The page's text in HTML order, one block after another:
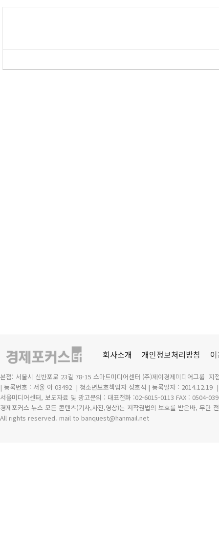
회사소개 개인정보처리방침
본점: 서울시 신반포로 23길 78-15 스마트미디어센터 (주)제이경제미디어그룹 지
| 등록번호 : 서울 아 03492 | 청소년보호책임자 정호석 | 등록일자 : 2014.12.19
서울미디어센터, 보도자료 및 광고문의 : 대표전화 :02-6015-0113 FAX : 0504-
경제포커스 뉴스 모든 콘텐츠(기사,사진,영상)는 저작권법의 보호를 받은바, 무단
All rights reserved. mail to banquest@hanmail.net